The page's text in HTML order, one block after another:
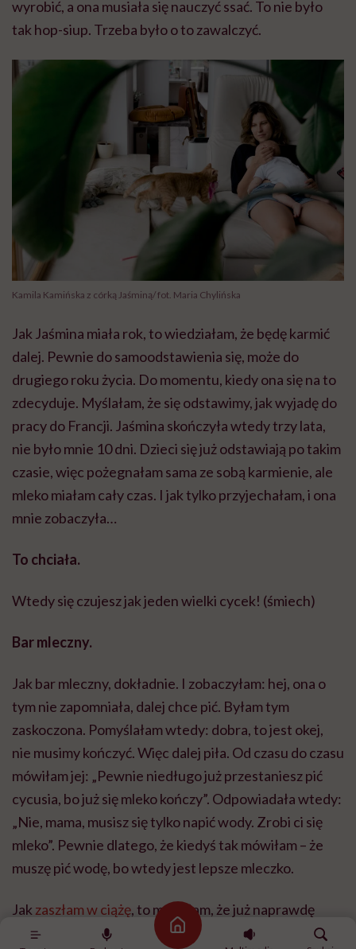
Strona główna
wyrobić, a ona musiała się nauczyć ssać. To nie było
tak hop-siup. Trzeba było o to zawalczyć.
Kamila Kamińska z córką Jaśminą/ fot. Maria Chylińska
Jak Jaśmina miała rok, to wiedziałam, że będę karmić
dalej. Pewnie do samoodstawienia się, może do
drugiego roku życia. Do momentu, kiedy ona się na to
zdecyduje. Myślałam, że się odstawimy, jak wyjadę do
pracy do Francji. Jaśmina skończyła wtedy trzy lata,
nie było mnie 10 dni. Dzieci się już odstawiają po takim
czasie, więc pożegnałam sama ze sobą karmienie, ale
mleko miałam cały czas. I jak tylko przyjechałam, i ona
mnie zobaczyła…
To chciała.
Wtedy się czujesz jak jeden wielki cycek! (śmiech)
Bar mleczny.
Jak bar mleczny, dokładnie. I zobaczyłam: hej, ona o
tym nie zapomniała, dalej chce pić. Byłam tym
zaskoczona. Pomyślałam wtedy: dobra, to jest okej,
nie musimy kończyć. Więc dalej piła. Od czasu do czasu
mówiłam jej: „Pewnie niedługo już przestaniesz pić
cycusia, bo już się mleko kończy”. Odpowiadała wtedy:
„Nie, mama, musisz się tylko napić wody. Zrobi ci się
mleko”. Pewnie dlatego, że kiedyś tak mówiłam – że
muszę pić wodę, bo wtedy jest lepsze mleczko.
Jak zaszłam w ciążę, to myślałam, że już naprawdę
skończymy. Po 3 miesiącach zanikło mi mleko i wtedy